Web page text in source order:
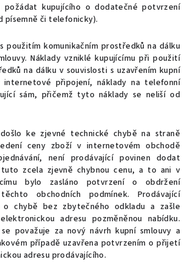
požádat kupujícího o dodatečné potvrzení
písemně či telefonicky).
použitím komunikačním prostředků na dálku
Náklady vzniklé kupujícímu při použití
na dálku v souvislosti s uzavřením kupní
internetové připojení, náklady na telefonní
sám, přičemž tyto náklady se neliší od
ke zjevné technické chybě na straně
ceny zboží v internetovém obchodě
není prodávající povinen dodat
zcela zjevně chybnou cenu, a to ani v
bylo zasláno potvrzení o obdržení
obchodních podmínek. Prodávající
o chybě bez zbytečného odkladu a zašle
adresu pozměněnou nabídku.
považuje za nový návrh kupní smlouvy a
případě uzavřena potvrzením o přijetí
adresu prodávajícího.